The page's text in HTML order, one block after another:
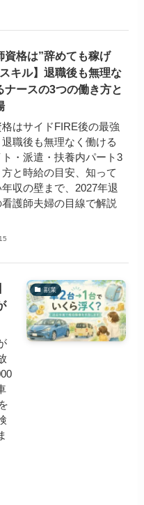
資格は”辞めても稼げ
キル】退職後も無理な
ナースの3つの働き方と
はサイドFIRE後の最強
職後も無理なく働ける
・派遣・扶養内パート3
と時給の目安、知って
収の壁まで、2027年退
護師夫婦の目線で解説
副業